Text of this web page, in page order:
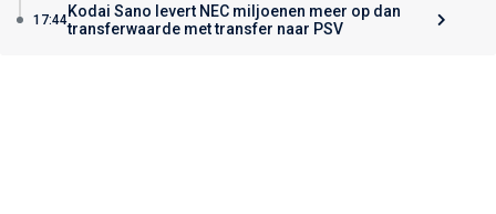
17:44Kodai Sano levert NEC miljoenen meer op dan
transferwaarde met transfer naar PSV